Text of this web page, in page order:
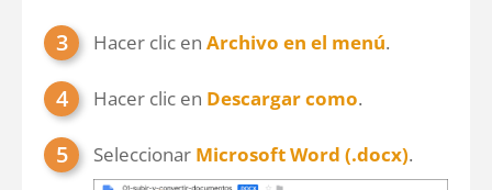
Hacer clic en Archivo en el menú.
Hacer clic en Descargar como.
Seleccionar Microsoft Word (.docx).